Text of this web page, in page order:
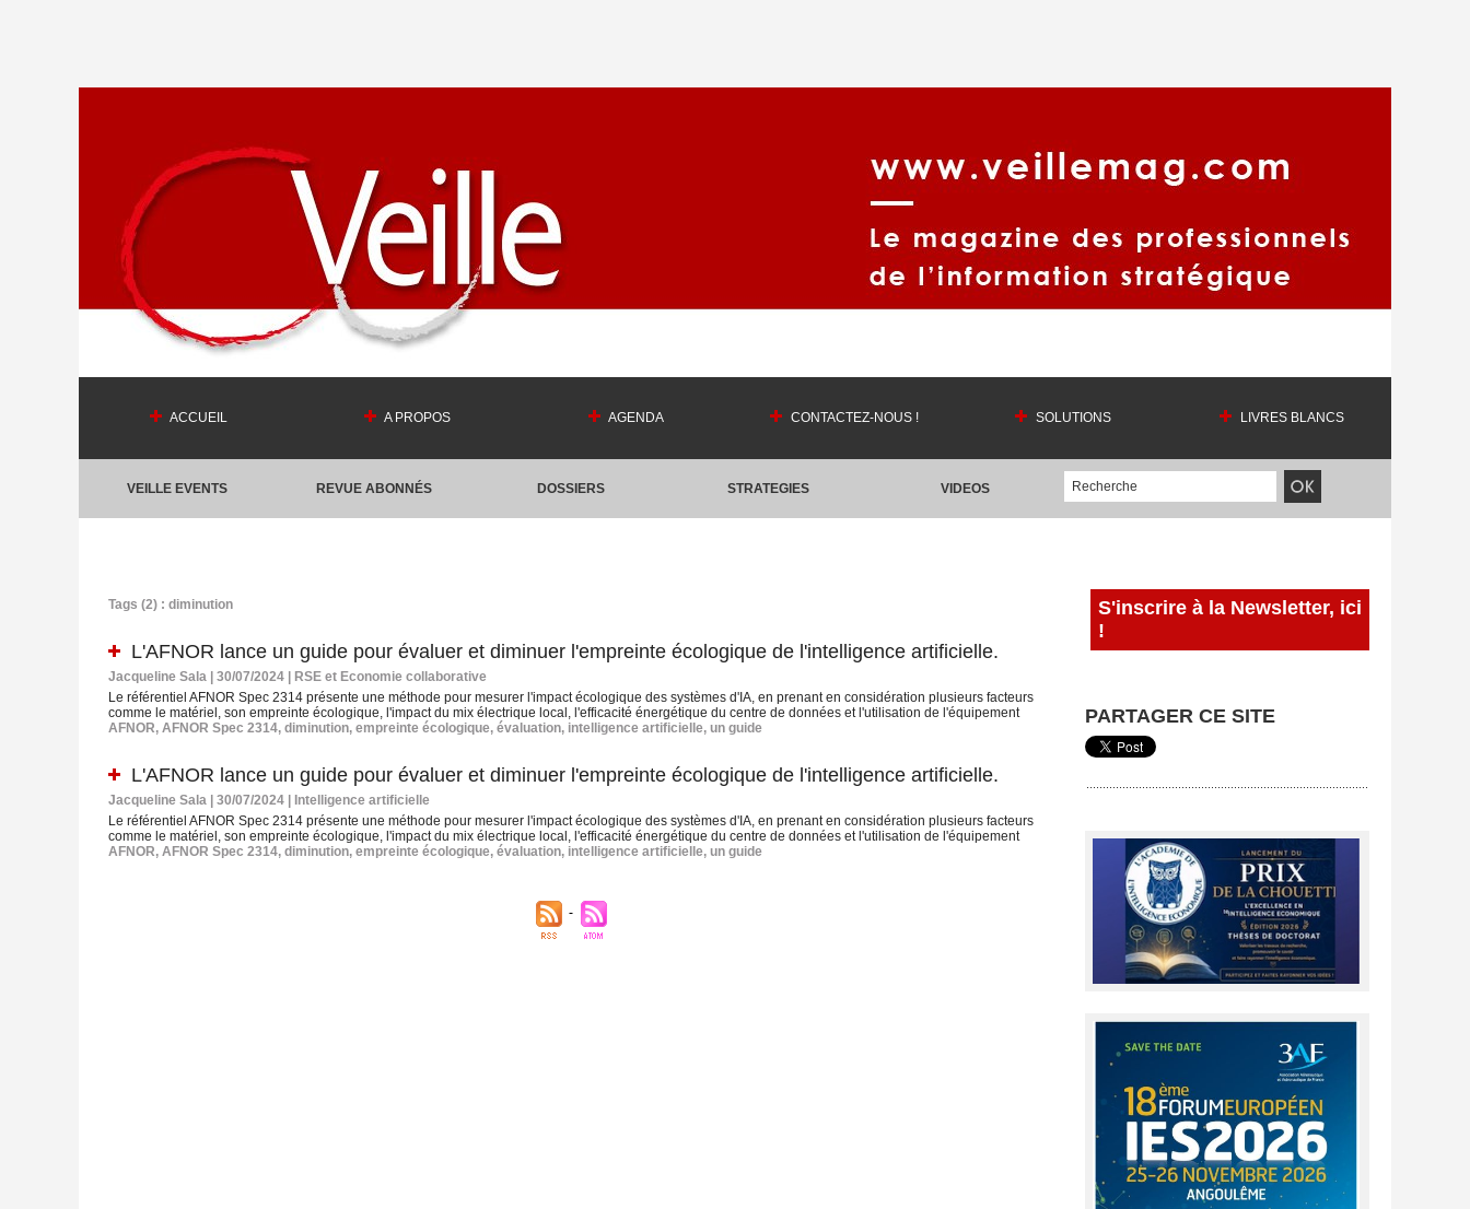
ACCUEIL A PROPOS AGENDA CONTACTEZ-NOUS ! SOLUTIONS LIVRES BLANCS
VEILLE EVENTS REVUE ABONNÉS DOSSIERS STRATEGIES VIDEOS
Tags (2) : diminution
L'AFNOR lance un guide pour évaluer et diminuer l'empreinte écologique de l'intelligence artificielle.
Jacqueline Sala | 30/07/2024
RSE et Economie collaborative
Le référentiel AFNOR Spec 2314 présente une méthode pour mesurer l'impact écologique des systèmes d'IA, en prenant en considération plusieurs facteurs
comme le matériel, son empreinte écologique, l'impact du mix électrique local, l'efficacité énergétique du centre de données et l'utilisation de l'équipement
AFNOR, AFNOR Spec 2314, diminution, empreinte écologique, évaluation, intelligence artificielle, un guide
L'AFNOR lance un guide pour évaluer et diminuer l'empreinte écologique de l'intelligence artificielle.
Jacqueline Sala | 30/07/2024
Intelligence artificielle
Le référentiel AFNOR Spec 2314 présente une méthode pour mesurer l'impact écologique des systèmes d'IA, en prenant en considération plusieurs facteurs
comme le matériel, son empreinte écologique, l'impact du mix électrique local, l'efficacité énergétique du centre de données et l'utilisation de l'équipement
AFNOR, AFNOR Spec 2314, diminution, empreinte écologique, évaluation, intelligence artificielle, un guide
S'inscrire à la Newsletter, ici
!
PARTAGER CE SITE